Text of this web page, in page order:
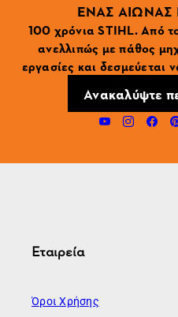
ΕΝΑΣ ΑΙΩΝΑΣ
100 χρόνια STIHL. Από
ανελλιπώς με πάθος
εργασίες και δεσμεύεται
Ανακαλύψτε
Εταιρεία
Όροι Χρήσης